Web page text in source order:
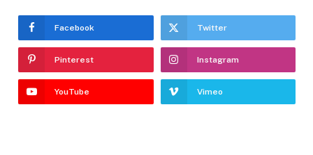
Facebook Twitter
Pinterest Instagram
YouTube Vimeo